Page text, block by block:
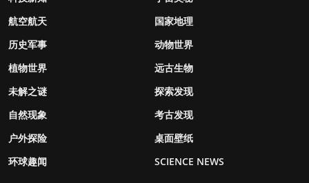
航空航天
国家地理
历史军事
动物世界
植物世界
远古生物
未解之谜
探索发现
自然现象
考古发现
户外探险
桌面壁纸
环球趣闻
SCIENCE NEWS